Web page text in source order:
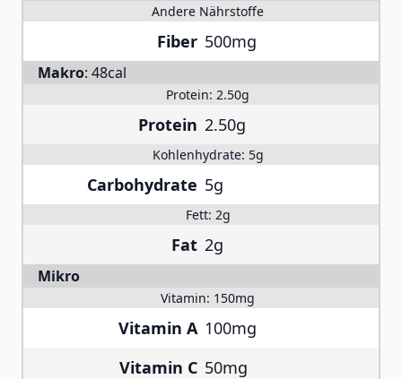
Andere Nährstoffe
Fiber 500mg
Makro: 48cal
Protein: 2.50g
Protein 2.50g
Kohlenhydrate: 5g
Carbohydrate 5g
Fett: 2g
Fat 2g
Mikro
Vitamin: 150mg
Vitamin A 100mg
Vitamin C 50mg